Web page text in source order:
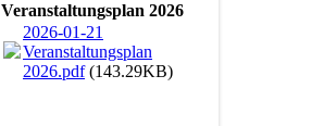
Veranstaltungsplan 2026
2026-01-21
Veranstaltungsplan
2026.pdf(143.29KB)